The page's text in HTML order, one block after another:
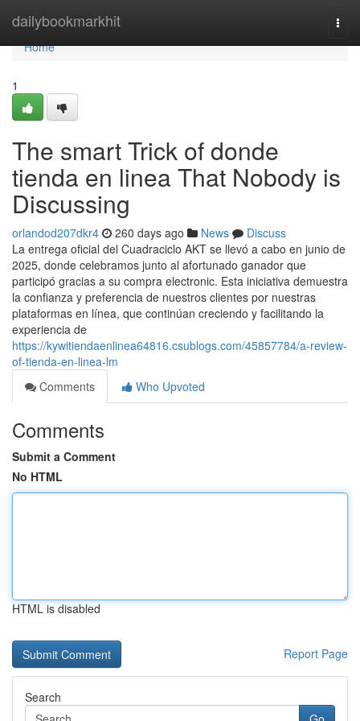
dailybookmarkhit
Home
Home
1
The smart Trick of donde
tienda en linea That Nobody is
Discussing
orlandod207dkr4 260 days ago News
Discuss
La entrega oficial del Cuadraciclo AKT se llevó a cabo en junio de
2025, donde celebramos junto al afortunado ganador que
participó gracias a su compra electronic. Esta iniciativa demuestra
la confianza y preferencia de nuestros clientes por nuestras
plataformas en línea, que continúan creciendo y facilitando la
experiencia de
https://kywitiendaenlinea64816.csublogs.com/45857784/a-review-
of-tienda-en-linea-lm
Comments
Who Upvoted
Comments
Submit a Comment
No HTML
HTML is disabled
Report Page
Search